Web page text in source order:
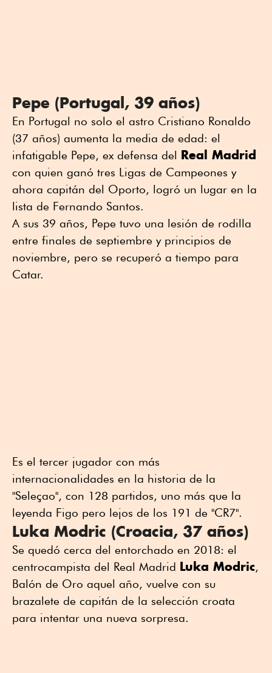
Pepe (Portugal, 39 años)
En Portugal no solo el astro Cristiano Ronaldo
(37 años) aumenta la media de edad: el
infatigable Pepe, ex defensa del Real Madrid
con quien ganó tres Ligas de Campeones y
ahora capitán del Oporto, logró un lugar en la
lista de Fernando Santos.
A sus 39 años, Pepe tuvo una lesión de rodilla
entre finales de septiembre y principios de
noviembre, pero se recuperó a tiempo para
Catar.
Es el tercer jugador con más
internacionalidades en la historia de la
"Seleçao", con 128 partidos, uno más que la
leyenda Figo pero lejos de los 191 de "CR7".
Luka Modric (Croacia, 37 años)
Se quedó cerca del entorchado en 2018: el
centrocampista del Real Madrid Luka Modric,
Balón de Oro aquel año, vuelve con su
brazalete de capitán de la selección croata
para intentar una nueva sorpresa.